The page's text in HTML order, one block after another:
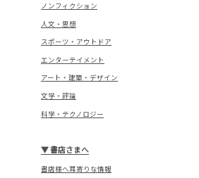
ノンフィクション
人文・思想
スポーツ・アウトドア
エンターテイメント
アート・建築・デザイン
文学・評論
科学・テクノロジー
▼書店さまへ
書店様へ耳寄りな情報